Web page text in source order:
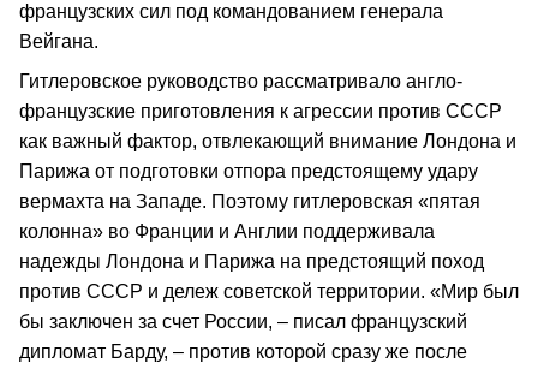
французских сил под командованием генерала
Вейгана.
Гитлеровское руководство рассматривало англо-
французские приготовления к агрессии против СССР
как важный фактор, отвлекающий внимание Лондона и
Парижа от подготовки отпора предстоящему удару
вермахта на Западе. Поэтому гитлеровская «пятая
колонна» во Франции и Англии поддерживала
надежды Лондона и Парижа на предстоящий поход
против СССР и дележ советской территории. «Мир был
бы заключен за счет России, – писал французский
дипломат Барду, – против которой сразу же после